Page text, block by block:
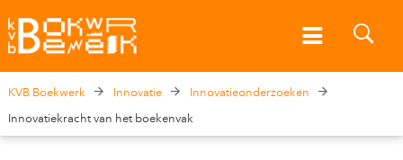
KVB Boekwerk Innovatie
Innovatieonderzoeken
Innovatiekracht van het boekenvak